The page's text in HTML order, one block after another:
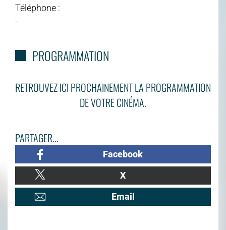
Téléphone :
-
PROGRAMMATION
RETROUVEZ ICI PROCHAINEMENT LA PROGRAMMATION
DE VOTRE CINÉMA.
PARTAGER...
Facebook
X
Email